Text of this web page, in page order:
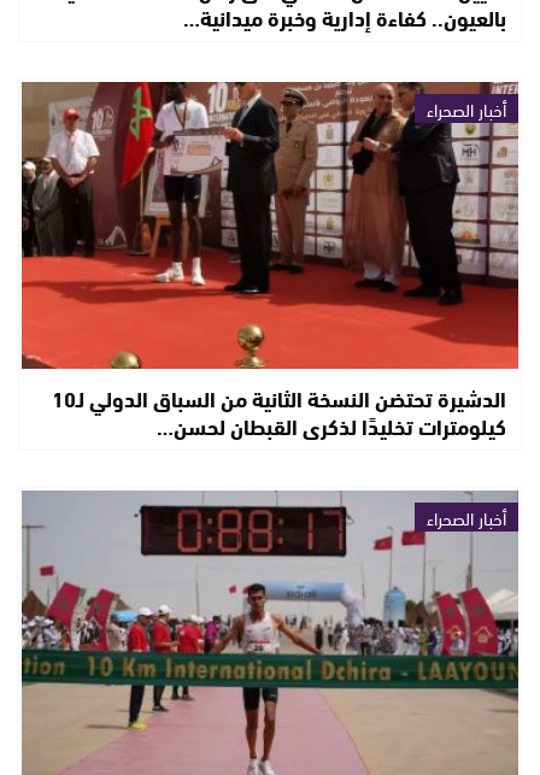
بالعيون.. كفاءة إدارية وخبرة ميدانية…
أخبار الصحراء
الدشيرة تحتضن النسخة الثانية من السباق الدولي لـ10
كيلومترات تخليدًا لذكرى القبطان لحسن…
أخبار الصحراء